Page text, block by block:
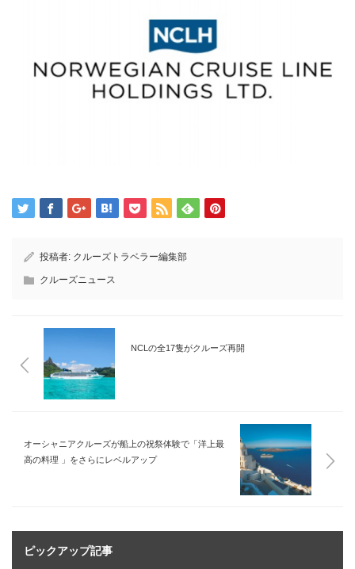
投稿者: クルーズトラベラー編集部
クルーズニュース
NCLの全17隻がクルーズ再開
オーシャニアクルーズが船上の祝祭体験で「洋上最
高の料理 」をさらにレベルアップ
ピックアップ記事